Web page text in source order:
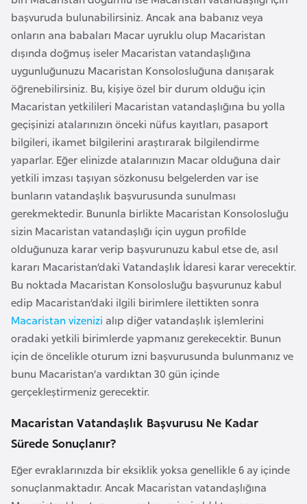
başvuruda bulunabilirsiniz. Ancak ana babanız veya
onların ana babaları Macar uyruklu olup Macaristan
dışında doğmuş iseler Macaristan vatandaşlığına
uygunluğunuzu Macaristan Konsolosluğuna danışarak
öğrenebilirsiniz. Bu, kişiye özel bir durum olduğu için
Macaristan yetkilileri Macaristan vatandaşlığına bu yolla
geçişinizi atalarınızın önceki nüfus kayıtları, pasaport
bilgileri, ikamet bilgilerini araştırarak bilgilendirme
yaparlar. Eğer elinizde atalarınızın Macar olduğuna dair
yetkili imzası taşıyan sözkonusu belgelerden var ise
bunların vatandaşlık başvurusunda sunulması
gerekmektedir. Bununla birlikte Macaristan Konsolosluğu
sizin Macaristan vatandaşlığı için uygun profilde
olduğunuza karar verip başvurunuzu kabul etse de, asıl
kararı Macaristan’daki Vatandaşlık İdaresi karar verecektir.
Bu noktada Macaristan Konsolosluğu başvurunuz kabul
edip Macaristan’daki ilgili birimlere ilettikten sonra
Macaristan vizenizi alıp diğer vatandaşlık işlemlerini
oradaki yetkili birimlerde yapmanız gerekecektir. Bunun
için de öncelikle oturum izni başvurusunda bulunmanız ve
bunu Macaristan’a vardıktan 30 gün içinde
gerçekleştirmeniz gerecektir.
Macaristan Vatandaşlık Başvurusu Ne Kadar
Sürede Sonuçlanır?
Eğer evraklarınızda bir eksiklik yoksa genellikle 6 ay içinde
sonuçlanmaktadır. Ancak Macaristan vatandaşlığına
g
r
i
a
n
B
u
r
k
i
n
a
F
a
s
o
a
d
Ç